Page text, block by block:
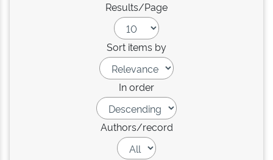
Results/Page
Sort items by
In order
Authors/record